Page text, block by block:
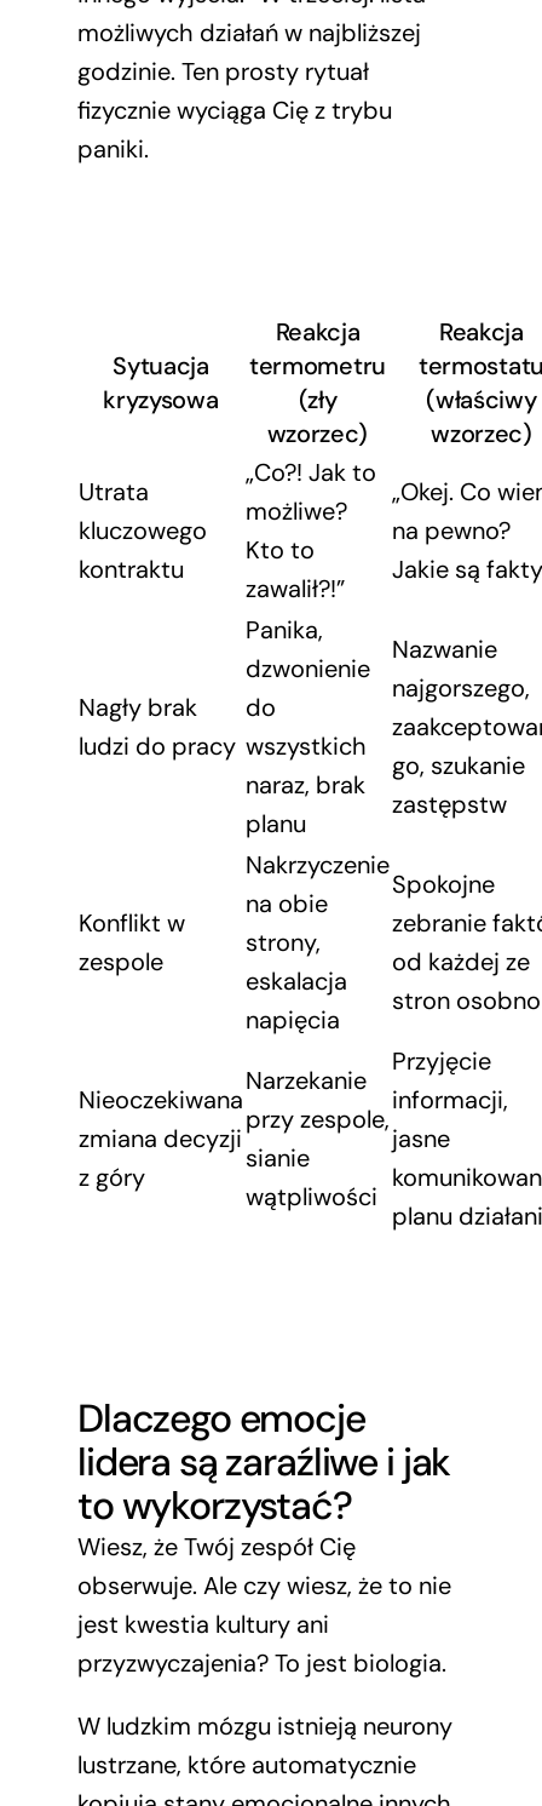
możliwych działań w najbliższej
godzinie. Ten prosty rytuał
fizycznie wyciąga Cię z trybu
paniki.
Sytuacja
kryzysowa
Reakcja
termometru
(zły
wzorzec)
Reakcja
(właściwy
wzorzec)
Utrata
kluczowego
kontraktu
„Co?! Jak to
możliwe?
Kto to
zawalił?!”
„Okej. Co
na pewno?
Jakie są
Nagły brak
ludzi do pracy
Panika,
dzwonienie
do
wszystkich
naraz, brak
planu
Nazwanie
najgorszego,
go, szukanie
zastępstw
Konflikt w
zespole
Nakrzyczenie
na obie
strony,
eskalacja
napięcia
Spokojne
zebranie
od każdej ze
stron osobno
Nieoczekiwana
zmiana decyzji
z góry
Narzekanie
przy zespole,
sianie
wątpliwości
Przyjęcie
informacji,
jasne
planu
Dlaczego emocje
lidera są zaraźliwe i jak
to wykorzystać?
Wiesz, że Twój zespół Cię
obserwuje. Ale czy wiesz, że to nie
jest kwestia kultury ani
przyzwyczajenia? To jest biologia.
W ludzkim mózgu istnieją neurony
lustrzane, które automatycznie